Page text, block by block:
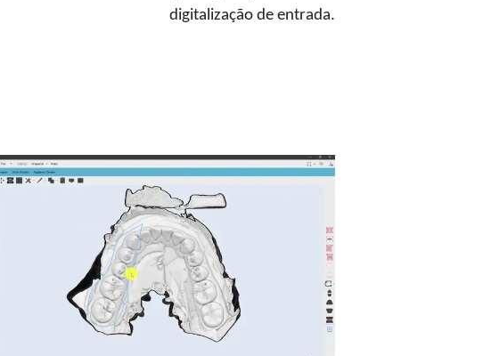
digitalização de entrada.